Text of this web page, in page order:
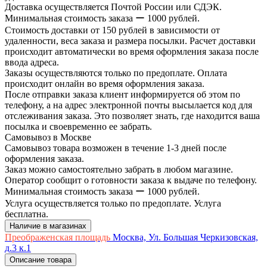
Доставка осуществляется Почтой России или СДЭК.
Минимальная стоимость заказа ー 1000 рублей.
Стоимость доставки от 150 рублей в зависимости от
удаленности, веса заказа и размера посылки. Расчет доставки
происходит автоматически во время оформления заказа после
ввода адреса.
Заказы осуществляются только по предоплате. Оплата
происходит онлайн во время оформления заказа.
После отправки заказа клиент информируется об этом по
телефону, а на адрес электронной почты высылается код для
отслеживания заказа. Это позволяет знать, где находится ваша
посылка и своевременно ее забрать.
Самовывоз в Москве
Самовывоз товара возможен в течение 1-3 дней после
оформления заказа.
Заказ можно самостоятельно забрать в любом магазине.
Оператор сообщит о готовности заказа к выдаче по телефону.
Минимальная стоимость заказа ー 1000 рублей.
Услуга осуществляется только по предоплате. Услуга
бесплатна.
Наличие в магазинах
Преображенская площадь Москва, Ул. Большая Черкизовская,
д.3 к.1
Описание товара